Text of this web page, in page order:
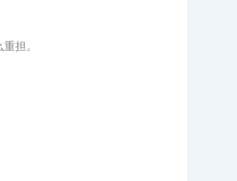
担。